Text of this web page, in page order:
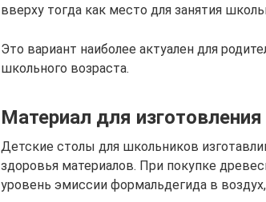
вверху тогда как место для занятия
Это вариант наиболее актуален для
школьного возраста.
Материал для
Детские столы для школьников
здоровья материалов. При покупке
уровень эмиссии формальдегида в